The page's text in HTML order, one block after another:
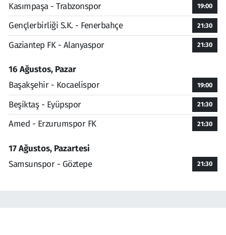
Kasımpaşa - Trabzonspor 19:00
Gençlerbirliği S.K. - Fenerbahçe 21:30
Gaziantep FK - Alanyaspor 21:30
16 Ağustos, Pazar
Başakşehir - Kocaelispor
19:00
Beşiktaş - Eyüpspor 21:30
Amed - Erzurumspor FK 21:30
17 Ağustos, Pazartesi
Samsunspor - Göztepe
21:30